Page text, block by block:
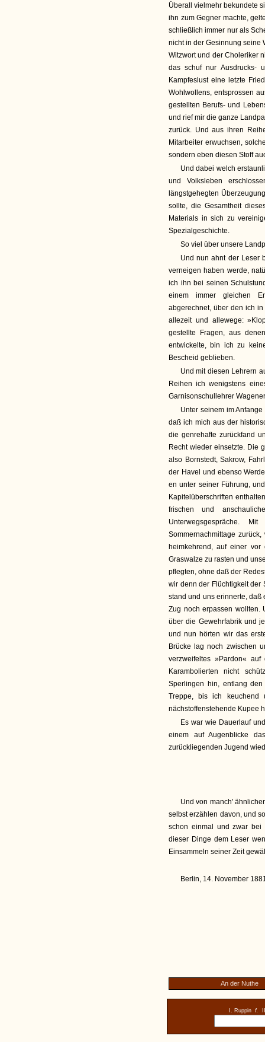
Überall vielmehr bekundete
ihn zum Gegner machte,
schließlich immer nur als
nicht in der Gesinnung seine
Witzwort und der Choleriker
das schuf nur Ausdrucks-
Kampfeslust eine letzte
Wohlwollens, entsprossen
gestellten Berufs- und
und rief mir die ganze
zurück. Und aus ihren
Mitarbeiter erwuchsen,
sondern eben diesen Stoff
Und dabei welch
und Volksleben
längstgehegten
sollte, die Gesamtheit
Materials in sich zu
Spezialgeschichte.
So viel über unsere
Und nun ahnt der Leser
verneigen haben werde,
ich ihn bei seinen
einem immer gleichen
abgerechnet, über den ich
allezeit und allewege:
gestellte Fragen, aus
entwickelte, bin ich zu
Bescheid geblieben.
Und mit diesen Lehrern
Reihen ich wenigstens
Garnisonschullehrer
Unter seinem im
daß ich mich aus der
die genrehafte zurückfand
Recht wieder einsetzte. Die
also Bornstedt, Sakrow,
der Havel und ebenso
en unter seiner Führung,
Kapitelüberschriften
frischen und
Unterwegsgespräche.
Sommernachmittage
heimkehrend, auf einer vor
Graswalze zu rasten und
pflegten, ohne daß der
wir denn der Flüchtigkeit der
stand und uns erinnerte, daß
Zug noch erpassen wollten.
über die Gewehrfabrik und
und nun hörten wir das
Brücke lag noch zwischen
verzweifeltes »Pardon«
Karambolierten nicht
Sperlingen hin, entlang
Treppe, bis ich keuchend
nächstoffenstehende Kupee
Es war wie Dauerlauf
einem auf Augenblicke
zurückliegenden Jugend
Und von manch'
selbst erzählen davon, und
schon einmal und zwar bei
dieser Dinge dem Leser
Einsammeln seiner Zeit
Berlin, 14. November
An der Nuthe
I. Ruppin f.